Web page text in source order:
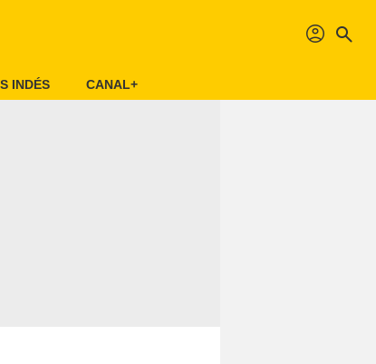
profil search
INDÉS CANAL+